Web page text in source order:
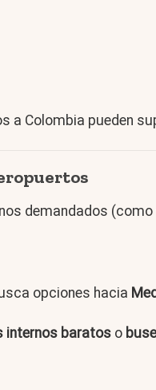
a Colombia pueden
demandados
opciones hacia
internos baratoso